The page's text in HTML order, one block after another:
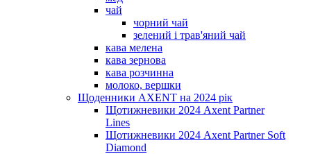
чай
чорний чай
зелений і трав'яний чай
кава мелена
кава зернова
кава розчинна
молоко, вершки
Щоденники AXENT на 2024 рік
Щотижневики 2024 Axent Partner
Lines
Щотижневики 2024 Axent Partner Soft
Diamond